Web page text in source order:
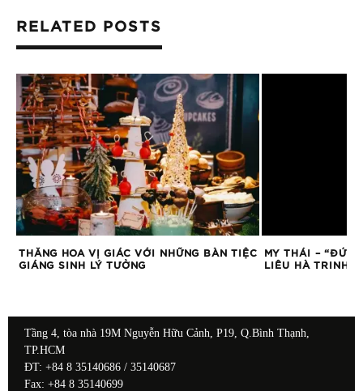
RELATED POSTS
THĂNG HOA VỊ GIÁC VỚI NHỮNG BÀN TIỆC
GIÁNG SINH LÝ TƯỞNG
MY THÁI – “ĐỨA
LIÊU HÀ TRINH
Tầng 4, tòa nhà 19M Nguyễn Hữu Cảnh, P19, Q.Bình Thạnh,
TP.HCM
ĐT: +84 8 35140686 / 35140687
Fax: +84 8 35140699